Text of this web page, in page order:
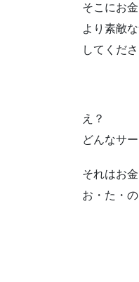
そこにお
より素敵
してくださ
え？
どんなサ
それはお
お・た・